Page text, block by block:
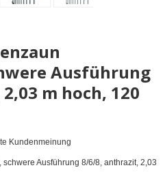
Ausführung
m hoch, 120
Kundenmeinung
Ausführung 8/6/8, anthrazit, 2,03